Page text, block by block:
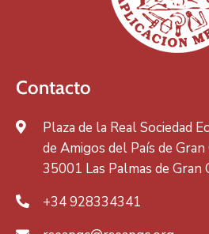
Contacto
Plaza de la Real Sociedad
de Amigos del País de Gran
35001 Las Palmas de Gran
+34 928334341